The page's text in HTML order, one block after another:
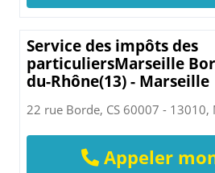
Service des impôts des
particuliersMarseille
du-Rhône(13) - Marseille
22 rue Borde, CS 60007 - 13010,
Appeler